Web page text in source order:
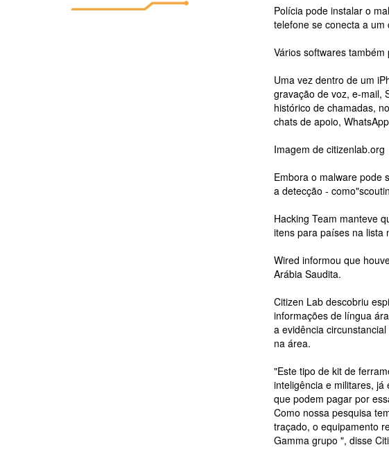
Polícia pode instalar o
telefone se conecta a
Vários softwares
Uma vez dentro de um
gravação de voz, e-mail,
histórico de chamadas,
chats de apoio,
Imagem de citizenlab.org
Embora o malware pode
a detecção -
Hacking Team manteve
itens para países na lista
Wired informou que
Arábia Saudita.
Citizen Lab descobriu
informações de língua
a evidência
na área.
"Este tipo de kit de
inteligência e militares,
que podem pagar por
Como nossa pesquisa
traçado, o equipamento
Gamma grupo ", disse